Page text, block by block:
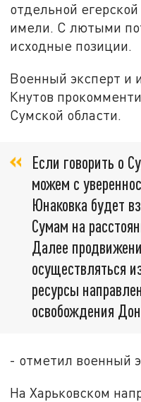
отдельной
имели. С лютыми
исходные позиции.
Военный эксперт и
Кнутов
Сумской области.
Если говорить о
можем с
Юнаковка будет
Сумам на
Далее
осуществляться
ресурсы
освобождения
- отметил военный
На Харьковском